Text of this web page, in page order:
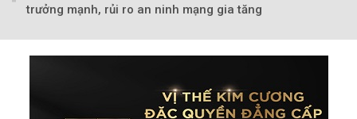
trưởng mạnh, rủi ro an ninh mạng gia tăng